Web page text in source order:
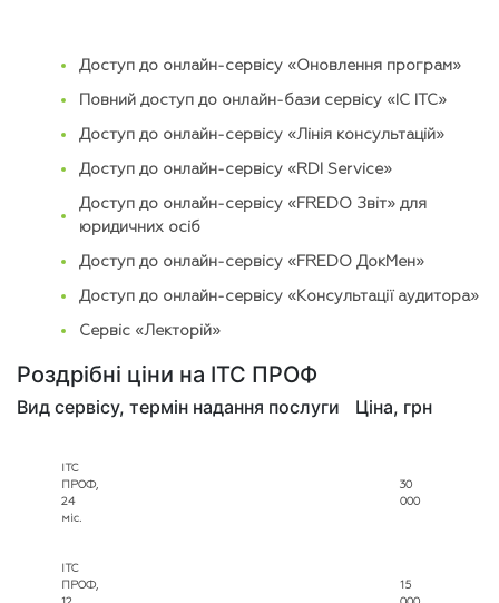
Доступ до онлайн-сервісу «Оновлення програм»
Повний доступ до онлайн-бази сервісу «ІС ІТС»
Доступ до онлайн-сервісу «Лінія консультацій»
Доступ до онлайн-сервісу «RDI Service»
Доступ до онлайн-сервісу «FREDO Звіт» для
юридичних осіб
Доступ до онлайн-сервісу «FREDO ДокМен»
Доступ до онлайн-сервісу «Консультації аудитора»
Сервіс «Лекторій»
Роздрібні ціни на ІТС ПРОФ
Вид сервісу, термін надання послуги Ціна, грн
ІТС
ПРОФ,
24
міс.
30
000
ІТС
ПРОФ,
15